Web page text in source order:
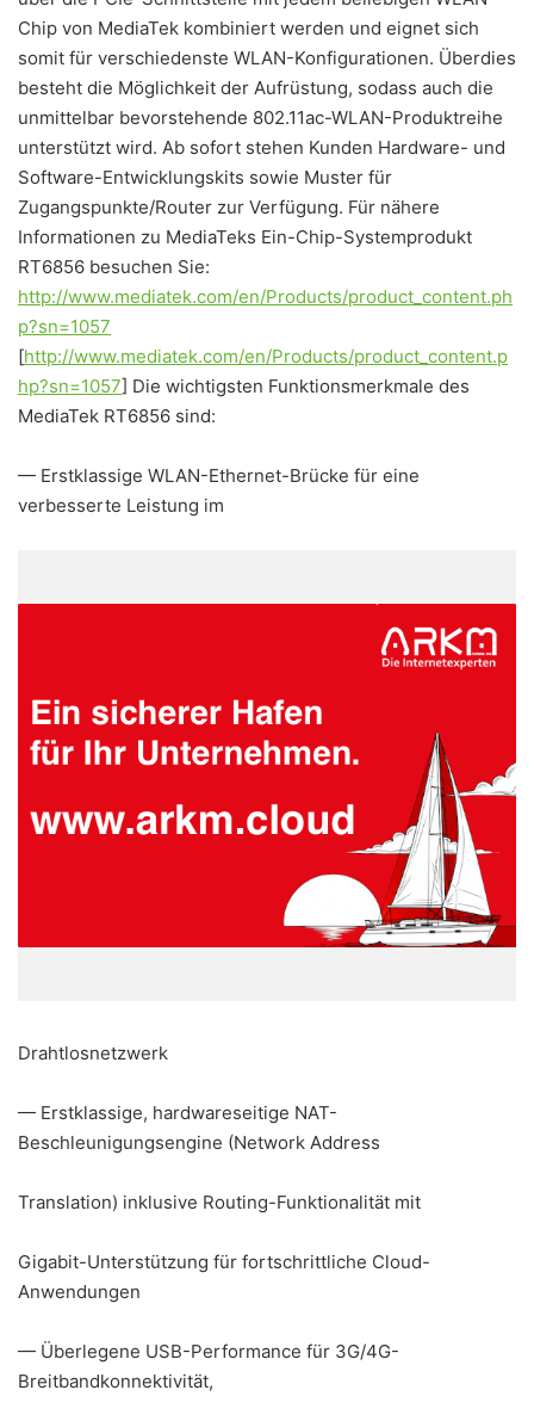
Chip von MediaTek kombiniert werden und eignet sich
somit für verschiedenste WLAN-Konfigurationen. Überdies
besteht die Möglichkeit der Aufrüstung, sodass auch die
unmittelbar bevorstehende 802.11ac-WLAN-Produktreihe
unterstützt wird. Ab sofort stehen Kunden Hardware- und
Software-Entwicklungskits sowie Muster für
Zugangspunkte/Router zur Verfügung. Für nähere
Informationen zu MediaTeks Ein-Chip-Systemprodukt
RT6856 besuchen Sie:
http://www.mediatek.com/en/Products/product_content.ph
p?sn=1057
[http://www.mediatek.com/en/Products/product_content.p
hp?sn=1057] Die wichtigsten Funktionsmerkmale des
MediaTek RT6856 sind:
— Erstklassige WLAN-Ethernet-Brücke für eine
verbesserte Leistung im
Drahtlosnetzwerk
— Erstklassige, hardwareseitige NAT-
Beschleunigungsengine (Network Address
Translation) inklusive Routing-Funktionalität mit
Gigabit-Unterstützung für fortschrittliche Cloud-
Anwendungen
— Überlegene USB-Performance für 3G/4G-
Breitbandkonnektivität,